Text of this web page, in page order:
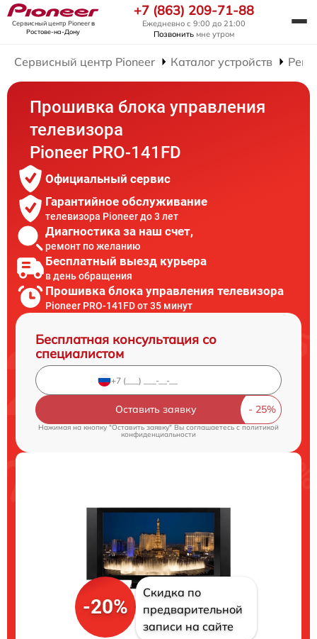
Сервисный центр Pioneerв
Ростове-на-Дону
+7 (863) 209-71-88
Ежедневно с 9:00 до 21:00
Позвонить мне утром
Сервисный центр Pioneer Каталог устройств
Прошивка блока управления
телевизора
Pioneer PRO-141FD
Официальный сервис
Гарантийное обслуживание
телевизора Pioneer до 3 лет
Диагностика за наш счет,
ремонт по желанию
Бесплатный выезд курьера
в день обращения
Прошивка блока управления телевизора
Pioneer PRO-141FD от 35 минут
Бесплатная консультация со
специалистом
Оставить заявку
Нажимая на кнопку "Оставить заявку" Вы соглашаетесь cполитикой
конфиденциальности
-20%
Скидка по
предварительной
записи на сайте